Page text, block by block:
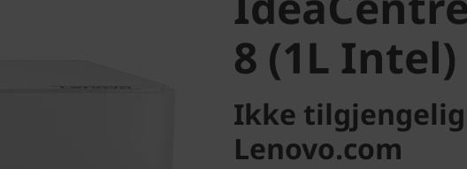
8 (1L Intel)
Ikke
Lenovo.com